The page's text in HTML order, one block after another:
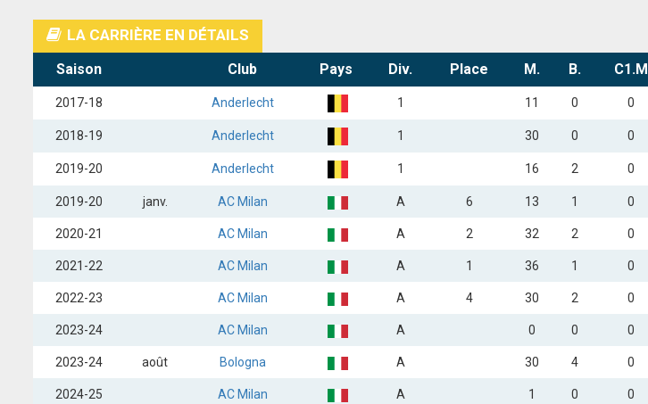
LA CARRIÈRE EN DÉTAILS
Saison Club Pays Div. Place M. B. C1.M
2017-18 Anderlecht 1 11 0 0
2018-19 Anderlecht 1 30 0 0
2019-20 Anderlecht 1 16 2 0
2019-20 janv. AC Milan A 6 13 1 0
2020-21 AC Milan A 2 32 2 0
2021-22 AC Milan A 1 36 1 0
2022-23 AC Milan A 4 30 2 0
2023-24 AC Milan A 0 0 0
2023-24 août Bologna A 30 4 0
2024-25 AC Milan A 1 0 0